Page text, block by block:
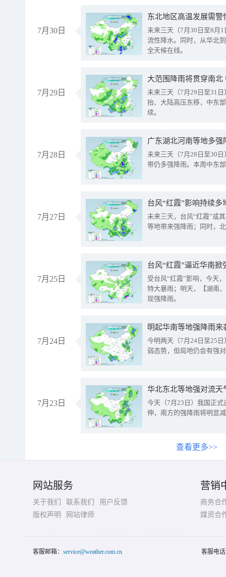
7月30日
东北地区高温发展需
未来三天（7月30日至8月
流性降水。同时，从华北
全天候在线。
7月29日
大范围降雨将贯穿南
未来三天（7月29日至31
抬、大陆高压东移，中东
续。
7月28日
广东湖北河南等地多
未来三天（7月28日至30
带仍多强降雨。本周中东
7月27日
台风“红霞”影响持续
未来三天，台风“红霞”或
等地带来强降雨；同时，
7月25日
台风“红霞”逼近华南
受台风“红霞”影响，今天
特大暴雨；明天，【湖南
现强降雨。
7月24日
明起华南等地强降雨
今明两天（7月24日至25
弱态势，但局地仍会有强
7月23日
华北东北等地强对流天
今天（7月23日）我国正
伸，南方的强降雨将明显
查看更多>>
网站服务
关于我们 联系我们
用户反馈
版权声明
网站律师
营销
商务合
媒资合
客服邮箱： service@weather.com.cn 客服电